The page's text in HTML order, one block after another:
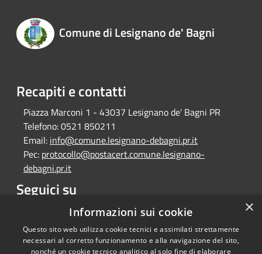
Comune di Lesignano de' Bagni
Recapiti e contatti
Piazza Marconi 1 - 43037 Lesignano de' Bagni PR
Telefono:0521 850211
Email: info@comune.lesignano-debagni.pr.it
Pec: protocollo@postacert.comune.lesignano-
debagni.pr.it
Seguici su
Facebook ×
Informazioni sui cookie
Questo sito web utilizza cookie tecnici e assimilati strettamente
necessari al corretto funzionamento e alla navigazione del sito,
nonché un cookie tecnico analitico al solo fine di elaborare